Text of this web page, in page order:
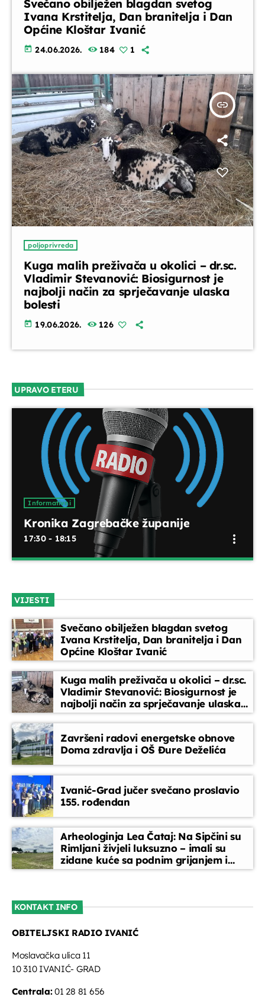
Kronika dana
18:45 - 19:00
Glazbeni blok
19:00 - 20:00
Za srce i dušu
20:00 - 20:45
Vijesti
20:45 - 20:50
Svečano obilježen blagdan svetog
Ivana Krstitelja, Dan branitelja i Dan
Općine Kloštar Ivanić
today 24.06.2026. 184 1
insert_link
poljoprivreda
Kuga malih preživača u okolici – dr.sc.
Vladimir Stevanović: Biosigurnost je
najbolji način za sprječavanje ulaska
bolesti
today 19.06.2026. 126
UPRAVO ETERU
Informativni
Kronika Zagrebačke županije
17:30 - 18:15 more_vert
Pregled najvažnijih vijesti, događaja i odluka iz svih
dijelova Zagrebačke županije. 'Kronika Zagrebačke
županije' donosi informacije o radu županijskih tijela,
aktualnim projektima, kulturnim i sportskim zbivanjima te
temama koje povezuju gradove i općine unutar županije.
VIJESTI
Svečano obilježen blagdan svetog
Ivana Krstitelja, Dan branitelja i Dan
Općine Kloštar Ivanić
Kuga malih preživača u okolici – dr.sc.
Vladimir Stevanović: Biosigurnost je
najbolji način za sprječavanje ulaska
bolesti
Završeni radovi energetske obnove
Doma zdravlja i OŠ Đure Deželića
Ivanić-Grad jučer svečano proslavio
155. rođendan
Arheologinja Lea Čataj: Na Sipčini su
Rimljani živjeli luksuzno – imali su
zidane kuće sa podnim grijanjem i
oslikanim zidovima
KONTAKT INFO
OBITELJSKI RADIO IVANIĆ
Moslavačka ulica 11
10 310 IVANIĆ- GRAD
Centrala:01 28 81 656